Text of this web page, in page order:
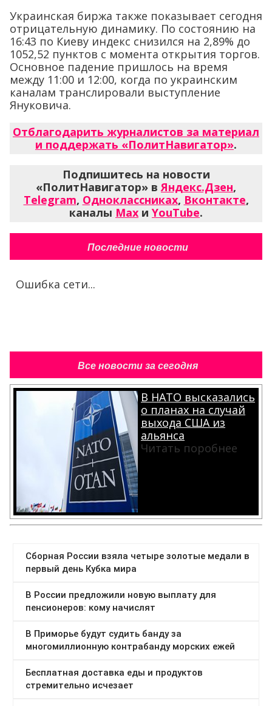
Украинская биржа также показывает сегодня
отрицательную динамику. По состоянию на
16:43 по Киеву индекс снизился на 2,89% до
1052,52 пунктов с момента открытия торгов.
Основное падение пришлось на время
между 11:00 и 12:00, когда по украинским
каналам транслировали выступление
Януковича.
Отблагодарить журналистов за материал
и поддержать «ПолитНавигатор».
Подпишитесь на новости
«ПолитНавигатор» вЯндекс.Дзен,
Telegram, Одноклассниках, Вконтакте,
каналы Max и YouTube.
Последние новости
Ошибка сети...
Все новости за сегодня
В НАТО высказались
о планах на случай
выхода США из
альянса
Читать поробнее